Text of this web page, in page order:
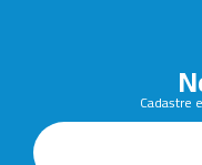
Cadastre